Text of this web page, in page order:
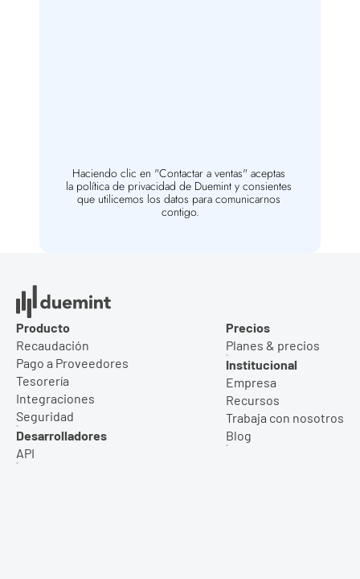
Haciendo clic en "Contactar a ventas" aceptas
la política de privacidad de Duemint y consientes
que utilicemos los datos para comunicarnos
contigo.
Producto
Recaudación
Pago a Proveedores
Tesorería
Integraciones
Seguridad
Desarrolladores
API
Precios
Planes & precios
Institucional
Empresa
Recursos
Trabaja con nosotros
Blog